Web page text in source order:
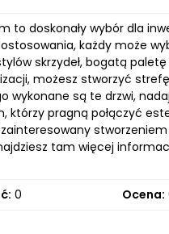
to doskonały wybór dla
każdy może
skrzydeł, bogatą
możesz stworzyć
wykonane są te drzwi,
którzy pragną połączyć
tam więcej
0 Ocena: